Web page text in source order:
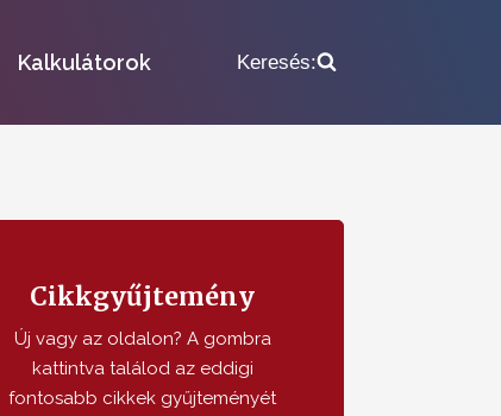
Kalkulátorok Keresés:
Cikkgyűjtemény
Új vagy az oldalon? A gombra
kattintva találod az eddigi
fontosabb cikkek gyűjteményét